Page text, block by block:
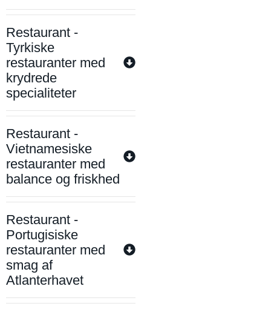
Restaurant -
Tyrkiske
restauranter med
krydrede
specialiteter
Restaurant -
Vietnamesiske
restauranter med
balance og friskhed
Restaurant -
Portugisiske
restauranter med
smag af
Atlanterhavet